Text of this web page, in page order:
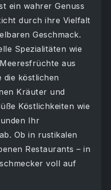
ein wahrer Genuss
durch ihre Vielfalt
Geschmack.
Spezialitäten wie
aus
die köstlichen
Kräuter und
Köstlichkeiten wie
Ihr
Ob in rustikalen
Restaurants – in
voll auf